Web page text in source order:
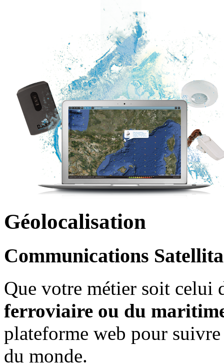
Géolocalisation
Communications
Que votre métier soit celui
ferroviaire ou du
plateforme web pour
du monde.